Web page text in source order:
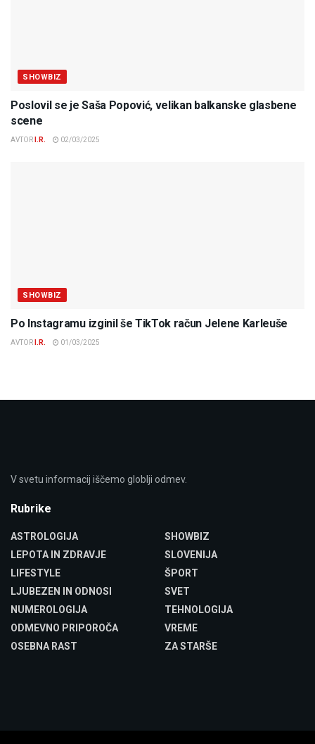
SHOWBIZ
Poslovil se je Saša Popović, velikan balkanske glasbene
scene
AVTOR I.R. 02/03/2025
SHOWBIZ
Po Instagramu izginil še TikTok račun Jelene Karleuše
AVTOR I.R. 01/03/2025
V svetu informacij iščemo globlji odmev.
Rubrike
ASTROLOGIJA
LEPOTA IN ZDRAVJE
LIFESTYLE
LJUBEZEN IN ODNOSI
NUMEROLOGIJA
ODMEVNO PRIPOROČA
OSEBNA RAST
SHOWBIZ
SLOVENIJA
ŠPORT
SVET
TEHNOLOGIJA
VREME
ZA STARŠE